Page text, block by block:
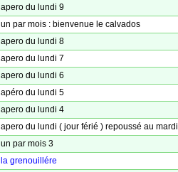
apero du lundi 9
un par mois : bienvenue le calvados
apero du lundi 8
apero du lundi 7
apero du lundi 6
apéro du lundi 5
apero du lundi 4
apero du lundi ( jour férié ) repoussé au mardi
un par mois 3
la grenouillére